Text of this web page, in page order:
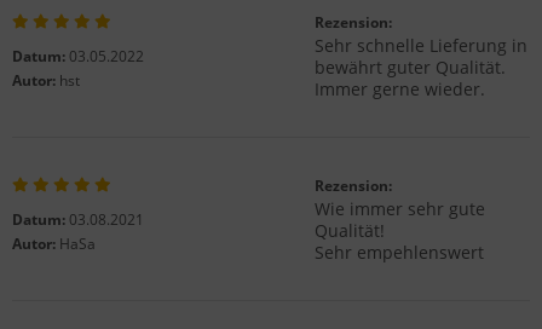
Datum: 03.05.2022
Autor: hst
Rezension:
Sehr schnelle Lieferung in
bewährt guter Qualität.
Immer gerne wieder.
Datum: 03.08.2021
Autor: HaSa
Rezension:
Wie immer sehr gute
Qualität!
Sehr empehlenswert